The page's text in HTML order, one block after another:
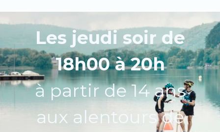
Les jeudi soir de
18h00 à 20h
à partir de 14 ans
aux alentours de